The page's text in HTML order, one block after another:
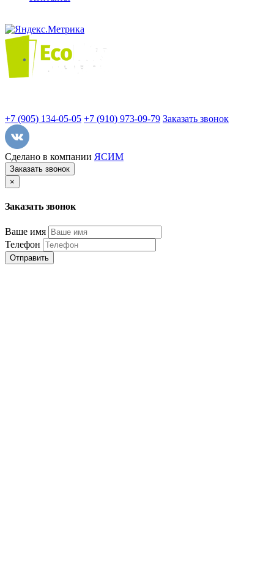
+7 (905) 134-05-05 +7 (910) 973-09-79 Заказать звонок
Сделано в компании ЯСИМ
Заказать звонок
×
Заказать звонок
Ваше имя
Телефон
Отправить